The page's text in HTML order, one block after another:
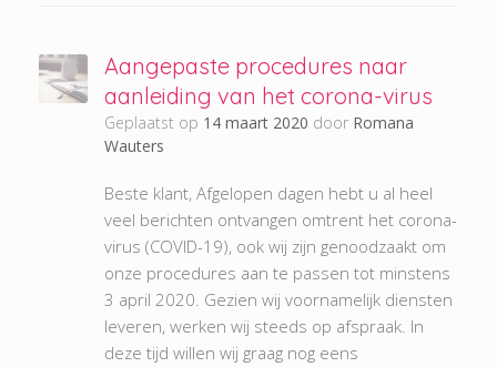
Aangepaste procedures naar
aanleiding van het corona-virus
Geplaatst op 14 maart 2020 door Romana
Wauters
Beste klant, Afgelopen dagen hebt u al heel
veel berichten ontvangen omtrent het corona-
virus (COVID-19), ook wij zijn genoodzaakt om
onze procedures aan te passen tot minstens
3 april 2020. Gezien wij voornamelijk diensten
leveren, werken wij steeds op afspraak. In
deze tijd willen wij graag nog eens